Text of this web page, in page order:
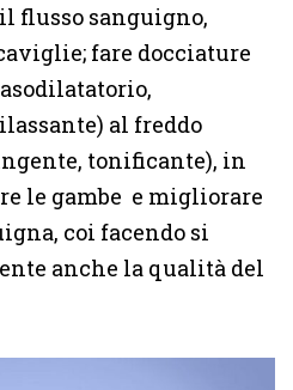
flusso sanguigno,
fare docciature
al freddo
tonificante), in
le gambe e migliorare
coi facendo si
anche la qualità del